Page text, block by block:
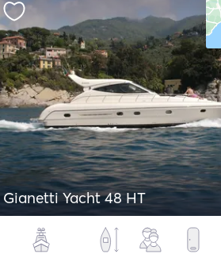
Gianetti Yacht 48 HT